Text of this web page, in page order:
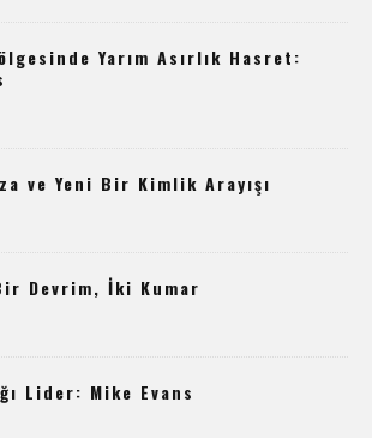
Yarım Asırlık Hasret:
ve Yeni Bir Kimlik Arayışı
Devrim, İki Kumar
Lider: Mike Evans